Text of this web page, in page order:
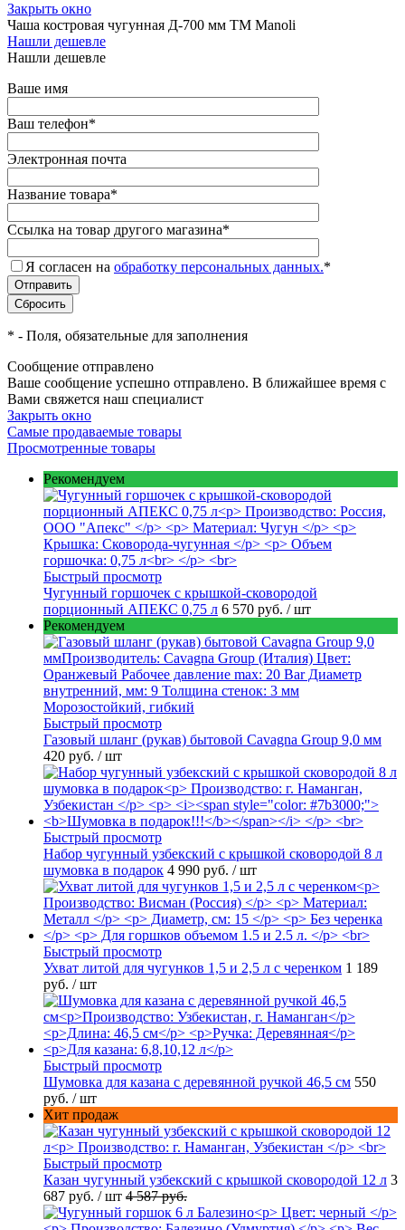
Закрыть окно
Чаша костровая чугунная Д-700 мм ТМ Manoli
Нашли дешевле
Нашли дешевле
Ваше имя
Ваш телефон*
Электронная почта
Название товара*
Ссылка на товар другого магазина*
Я согласен на обработку персональных данных.*
* - Поля, обязательные для заполнения
Сообщение отправлено
Ваше сообщение успешно отправлено. В ближайшее время с
Вами свяжется наш специалист
Закрыть окно
Самые продаваемые товары
Просмотренные товары
Рекомендуем
Быстрый просмотр
Чугунный горшочек с крышкой-сковородой
порционный АПЕКС 0,75 л 6 570 руб. / шт
Рекомендуем
Быстрый просмотр
Газовый шланг (рукав) бытовой Cavagna Group 9,0 мм
420 руб. / шт
Быстрый просмотр
Набор чугунный узбекский с крышкой сковородой 8 л
шумовка в подарок 4 990 руб. / шт
Быстрый просмотр
Ухват литой для чугунков 1,5 и 2,5 л с черенком 1 189
руб. / шт
Быстрый просмотр
Шумовка для казана с деревянной ручкой 46,5 см 550
руб. / шт
Хит продаж
Быстрый просмотр
Казан чугунный узбекский с крышкой сковородой 12 л 3
687 руб. / шт 4 587 руб.